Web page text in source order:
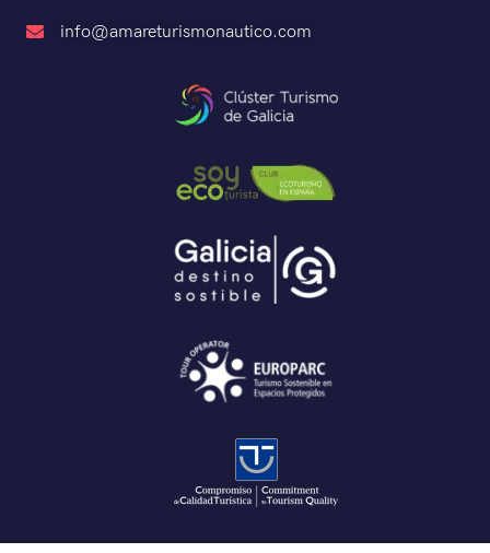
info@amareturismonautico.com